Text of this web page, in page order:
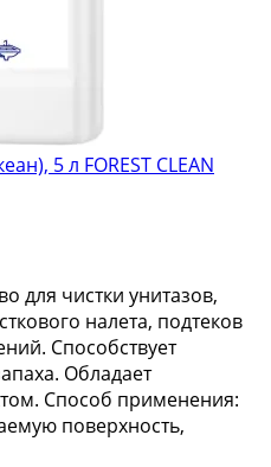
5 л FOREST CLEAN
для чистки унитазов,
налета, подтеков
Способствует
Обладает
Способ применения:
поверхность,